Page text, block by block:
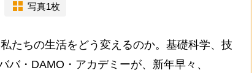
写真1枚
たちの生活をどう変えるのか。基礎科学、技
バ・DAMO・アカデミーが、新年早々、